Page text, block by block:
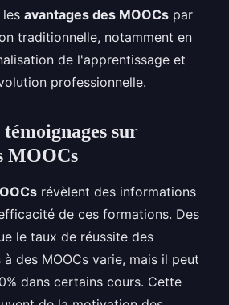
avantages des MOOCs par
traditionnelle, notamment en
de l'apprentissage et
professionnelle.
sur
MOOCs
révèlent des informations
de ces formations. Des
le taux de réussite des
des MOOCs varie, mais il peut
dans certains cours. Cette